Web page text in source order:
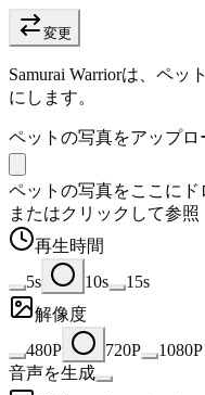
変更
Samurai Warriorは、ペ
にします。
ペットの写真をアップロ
ペットの写真をここにド
またはクリックして参照
再生時間
5s
10s
15s
解像度
480P
720P
1080P
音声を生成